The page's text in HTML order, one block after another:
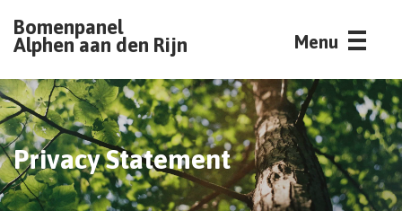
Bomenpanel
Alphen aan den Rijn Menu
Privacy Statement